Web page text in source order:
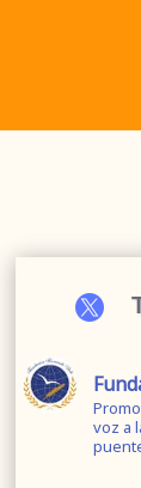

voz a